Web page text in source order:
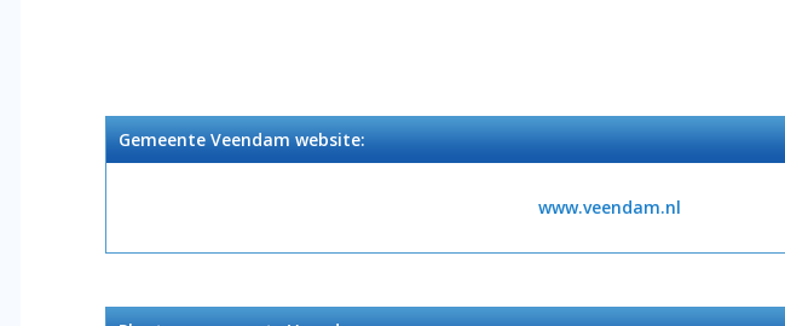
Gemeente Veendam website:
www.veendam.nl